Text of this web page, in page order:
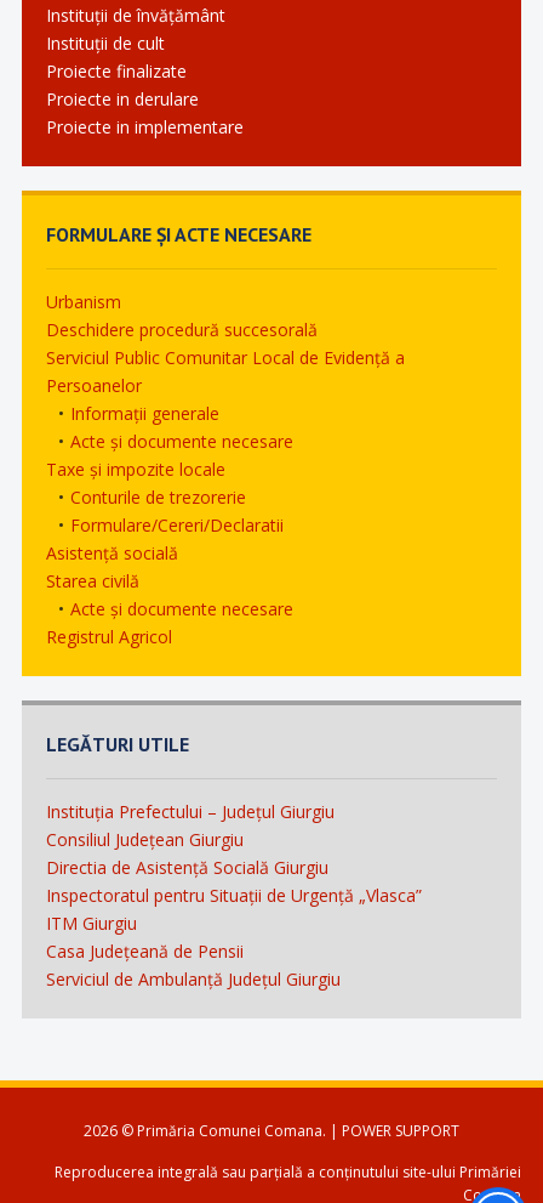
Instituții de învățământ
Instituții de cult
Proiecte finalizate
Proiecte in derulare
Proiecte in implementare
FORMULARE ȘI ACTE NECESARE
Urbanism
Deschidere procedură succesorală
Serviciul Public Comunitar Local de Evidență a
Persoanelor
Informații generale
Acte și documente necesare
Taxe și impozite locale
Conturile de trezorerie
Formulare/Cereri/Declaratii
Asistență socială
Starea civilă
Acte și documente necesare
Registrul Agricol
LEGĂTURI UTILE
Instituția Prefectului – Județul Giurgiu
Consiliul Județean Giurgiu
Directia de Asistență Socială Giurgiu
Inspectoratul pentru Situații de Urgență „Vlasca”
ITM Giurgiu
Casa Județeană de Pensii
Serviciul de Ambulanță Județul Giurgiu
2026 © Primăria Comunei Comana. | POWER SUPPORT
Reproducerea integrală sau parțială a conținutului site-ului Primăriei
Comana